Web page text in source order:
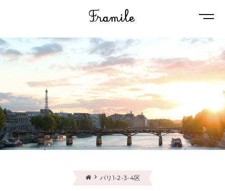
パリ1-2-3-4区